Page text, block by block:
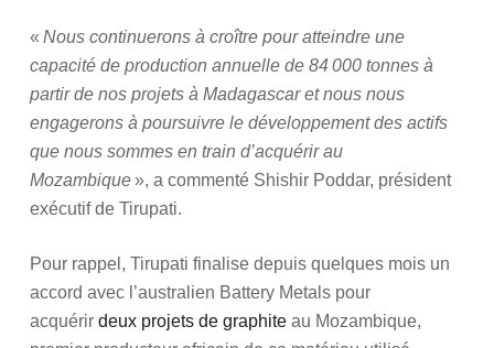
« Nous continuerons à croître pour atteindre une
capacité de production annuelle de 84 000 tonnes à
partir de nos projets à Madagascar et nous nous
engagerons à poursuivre le développement des actifs
que nous sommes en train d’acquérir au
Mozambique», a commenté Shishir Poddar, président
exécutif de Tirupati.
Pour rappel, Tirupati finalise depuis quelques mois un
accord avec l’australien Battery Metals pour
acquérir deux projets de graphiteau Mozambique,